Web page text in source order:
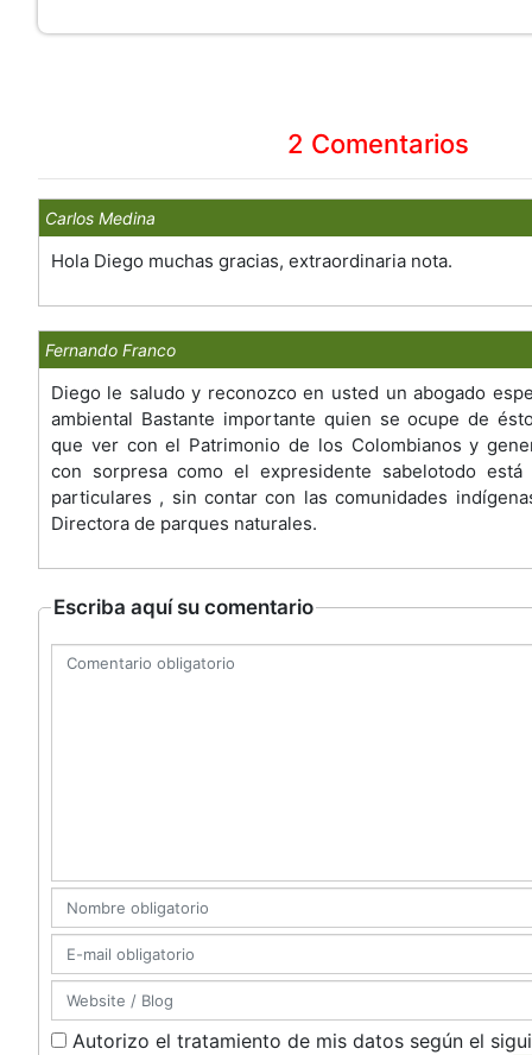
2 Comentarios
Carlos Medina
Hola Diego muchas gracias, extraordinaria nota.
Fernando Franco
Diego le saludo y reconozco en usted un abogado
ambiental Bastante importante quien se ocupe de
que ver con el Patrimonio de los Colombianos y
con sorpresa como el expresidente sabelotodo está
particulares , sin contar con las comunidades
Directora de parques naturales.
Escriba aquí su comentario
Autorizo el tratamiento de mis datos según el